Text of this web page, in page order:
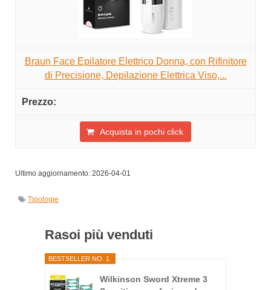
Braun Face Epilatore Elettrico Donna, con Rifinitore
di Precisione, Depilazione Elettrica Viso,...
Acquista in pochi click
Ultimo aggiornamento: 2026-04-01
Tipologie
Rasoi più venduti
BESTSELLER NO. 1
Wilkinson Sword Xtreme 3